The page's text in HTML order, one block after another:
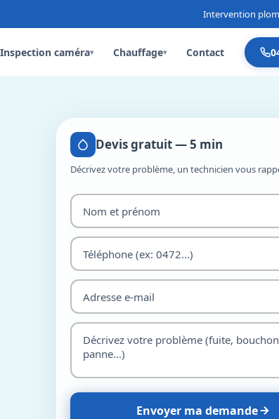
Intervention
Inspection caméra▾ Chauffage▾ Contact
Devis gratuit — 5 min
Décrivez votre problème, un technicien vous
Envoyer ma demande